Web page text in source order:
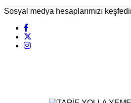
Sosyal medya hesaplarımızı